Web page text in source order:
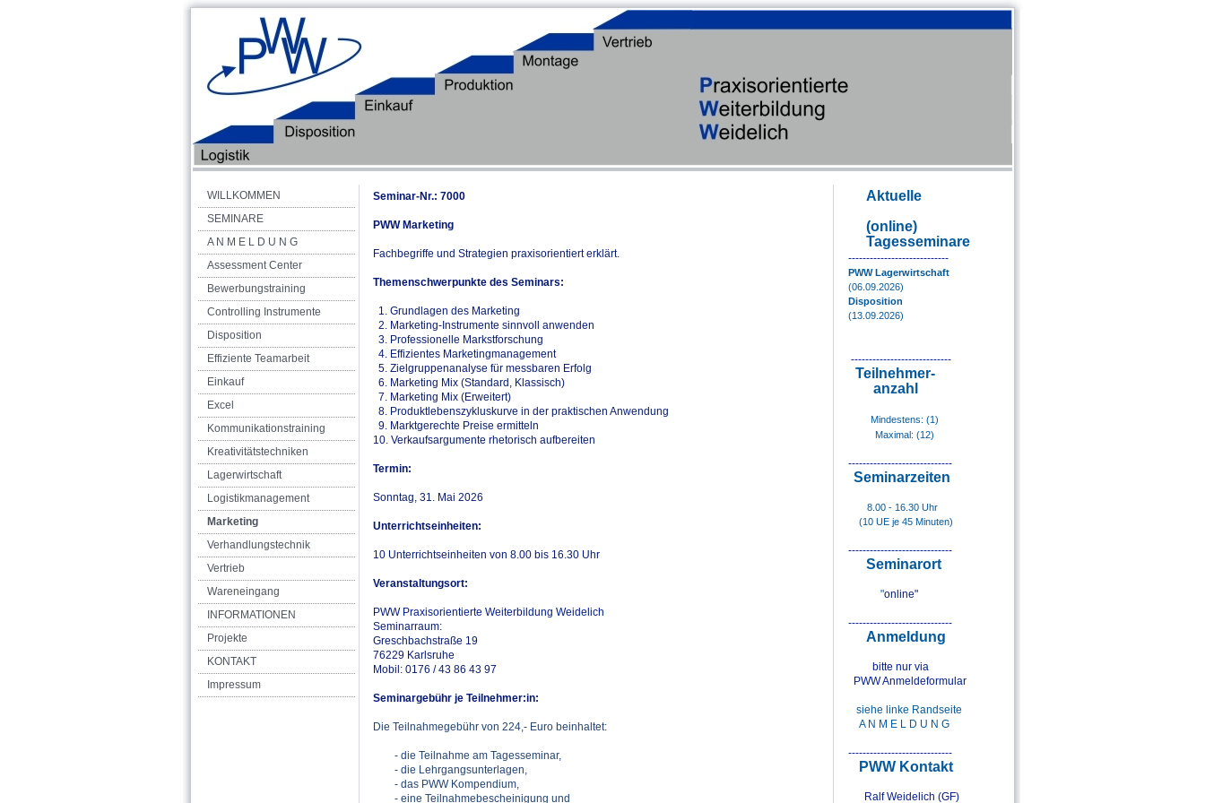
WILLKOMMEN
SEMINARE
A N M E L D U N G
Assessment Center
Bewerbungstraining
Controlling Instrumente
Disposition
Effiziente Teamarbeit
Einkauf
Excel
Kommunikationstraining
Kreativitätstechniken
Lagerwirtschaft
Logistikmanagement
Marketing
Verhandlungstechnik
Vertrieb
Wareneingang
INFORMATIONEN
Projekte
KONTAKT
Impressum
Seminar-Nr.: 7000
PWW Marketing
Fachbegriffe und Strategien praxisorientiert erklärt.
Themenschwerpunkte des Seminars:
1. Grundlagen des Marketing
2. Marketing-Instrumente sinnvoll anwenden
3. Professionelle Markstforschung
4. Effizientes Marketingmanagement
5. Zielgruppenanalyse für messbaren Erfolg
6. Marketing Mix (Standard, Klassisch)
7. Marketing Mix (Erweitert)
8. Produktlebenszykluskurve in der praktischen Anwendung
9. Marktgerechte Preise ermitteln
10. Verkaufsargumente rhetorisch aufbereiten
Termin:
Sonntag, 31. Mai 2026
Unterrichtseinheiten:
10 Unterrichtseinheiten von 8.00 bis 16.30 Uhr
Veranstaltungsort:
PWWPraxisorientierte Weiterbildung Weidelich
Seminarraum:
Greschbachstraße 19
76229 Karlsruhe
Mobil: 0176 / 43 86 43 97
Seminargebühr je Teilnehmer:in:
Die Teilnahmegebühr von 224,- Euro beinhaltet:
- die Teilnahme am Tagesseminar,
- die Lehrgangsunterlagen,
- das PWW Kompendium,
- eine Teilnahmebescheinigung und
Aktuelle
(online)
Tagesseminare
----------------------------
PWW Lagerwirtschaft
(06.09.2026)
Disposition
(13.09.2026)
----------------------------
Teilnehmer-
anzahl
Mindestens: (1)
Maximal: (12)
-----------------------------
Seminarzeiten
8.00 - 16.30 Uhr
(10 UE je 45 Minuten)
-----------------------------
Seminarort
"online"
-----------------------------
Anmeldung
bitte nur via
PWW Anmeldeformular
siehe linke Randseite
A N M E L D U N G
-----------------------------
PWW Kontakt
Ralf Weidelich (GF)